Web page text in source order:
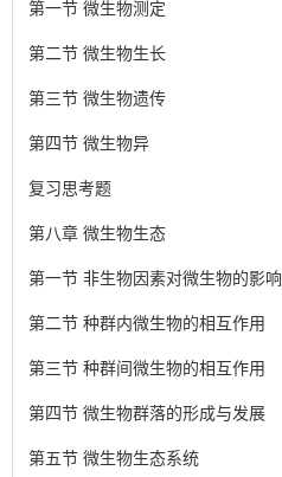
第一节 微生物测定
第二节 微生物生长
第三节 微生物遗传
第四节 微生物异
复习思考题
第八章 微生物生态
第一节 非生物因素对微生物的影响
第二节 种群内微生物的相互作用
第三节 种群间微生物的相互作用
第四节 微生物群落的形成与发展
第五节 微生物生态系统